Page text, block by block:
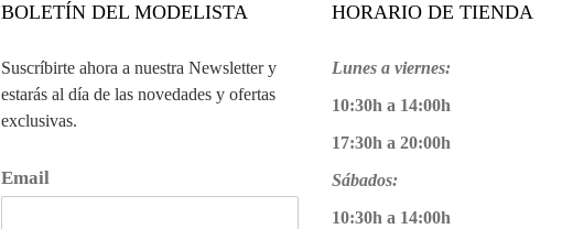
BOLETÍN DEL MODELISTA
Suscríbirte ahora a nuestra Newsletter y
estarás al día de las novedades y ofertas
exclusivas.
Email
HORARIO DE TIENDA
Lunes a viernes:
10:30h a 14:00h
17:30h a 20:00h
Sábados:
10:30h a 14:00h